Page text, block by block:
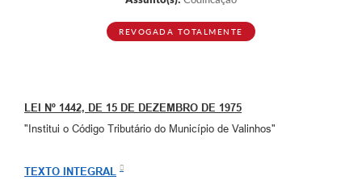
Vagas de emprego no PAT Valinhos
Audiências Públicas
Carta de Serviços
REVOGADA TOTALMENTE
LEI Nº 1442, DE 15 DE DEZEMBRO DE 1975
"Institui o Código Tributário do Município de Valinhos"
TEXTO INTEGRAL